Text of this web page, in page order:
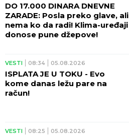
DO 17.000 DINARA DNEVNE
ZARADE: Posla preko glave, ali
nema ko da radi! Klima-uređaji
donose pune džepove!
VESTI 08:34 05.08.2026
ISPLATA JE U TOKU - Evo
kome danas ležu pare na
račun!
VESTI 08:25 05.08.2026